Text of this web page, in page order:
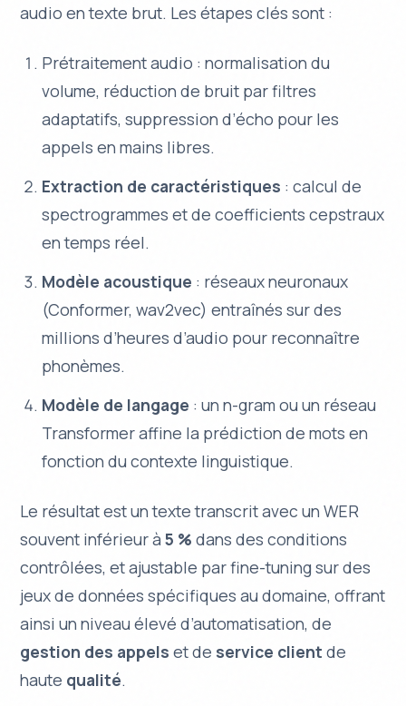
audio en texte brut. Les étapes clés sont :
Prétraitement audio : normalisation du
volume, réduction de bruit par filtres
adaptatifs, suppression d’écho pour les
appels en mains libres.
Extraction de caractéristiques : calcul de
spectrogrammes et de coefficients cepstraux
en temps réel.
Modèle acoustique : réseaux neuronaux
(Conformer, wav2vec) entraînés sur des
millions d’heures d’audio pour reconnaître
phonèmes.
Modèle de langage : un n-gram ou un réseau
Transformer affine la prédiction de mots en
fonction du contexte linguistique.
Le résultat est un texte transcrit avec un WER
souvent inférieur à5 % dans des conditions
contrôlées, et ajustable par fine-tuning sur des
jeux de données spécifiques au domaine, offrant
ainsi un niveau élevé d’automatisation, de
gestion des appels et de service client de
haute qualité.